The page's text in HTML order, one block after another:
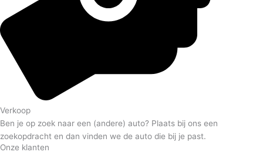
Verkoop
Ben je op zoek naar een (andere) auto? Plaats bij ons een
zoekopdracht en dan vinden we de auto die bij je past.
Onze klanten